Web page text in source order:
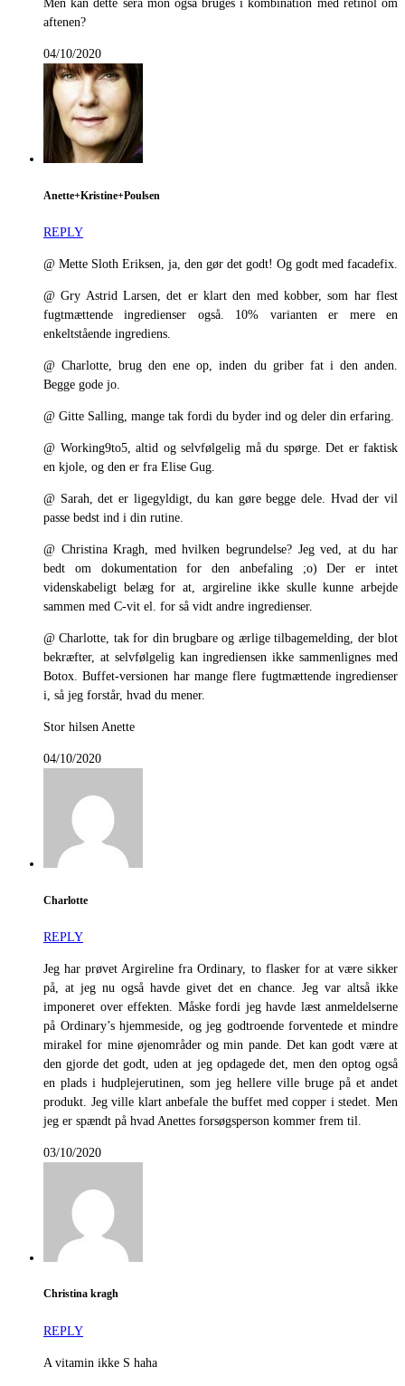
Men kan dette sera mon også bruges i kombination med retinol om
aftenen?
04/10/2020
Anette+Kristine+Poulsen
REPLY
@ Mette Sloth Eriksen, ja, den gør det godt! Og godt med facadefix.
@ Gry Astrid Larsen, det er klart den med kobber, som har flest
fugtmættende ingredienser også. 10% varianten er mere en
enkeltstående ingrediens.
@ Charlotte, brug den ene op, inden du griber fat i den anden.
Begge gode jo.
@ Gitte Salling, mange tak fordi du byder ind og deler din erfaring.
@ Working9to5, altid og selvfølgelig må du spørge. Det er faktisk
en kjole, og den er fra Elise Gug.
@ Sarah, det er ligegyldigt, du kan gøre begge dele. Hvad der vil
passe bedst ind i din rutine.
@ Christina Kragh, med hvilken begrundelse? Jeg ved, at du har
bedt om dokumentation for den anbefaling ;o) Der er intet
videnskabeligt belæg for at, argireline ikke skulle kunne arbejde
sammen med C-vit el. for så vidt andre ingredienser.
@ Charlotte, tak for din brugbare og ærlige tilbagemelding, der blot
bekræfter, at selvfølgelig kan ingrediensen ikke sammenlignes med
Botox. Buffet-versionen har mange flere fugtmættende ingredienser
i, så jeg forstår, hvad du mener.
Stor hilsen Anette
04/10/2020
Charlotte
REPLY
Jeg har prøvet Argireline fra Ordinary, to flasker for at være sikker
på, at jeg nu også havde givet det en chance. Jeg var altså ikke
imponeret over effekten. Måske fordi jeg havde læst anmeldelserne
på Ordinary’s hjemmeside, og jeg godtroende forventede et mindre
mirakel for mine øjenområder og min pande. Det kan godt være at
den gjorde det godt, uden at jeg opdagede det, men den optog også
en plads i hudplejerutinen, som jeg hellere ville bruge på et andet
produkt. Jeg ville klart anbefale the buffet med copper i stedet. Men
jeg er spændt på hvad Anettes forsøgsperson kommer frem til.
03/10/2020
Christina kragh
REPLY
A vitamin ikke S haha